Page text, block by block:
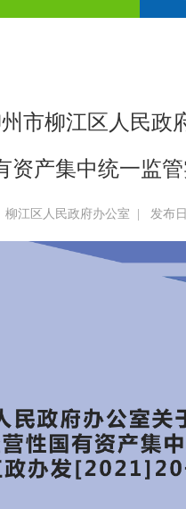
州市柳江区人民
资产集中统一监
柳江区人民政府办公室 | 发布